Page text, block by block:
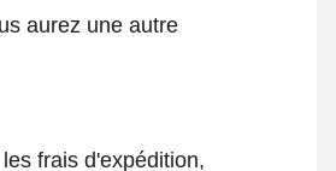
aurez une autre
frais d'expédition,